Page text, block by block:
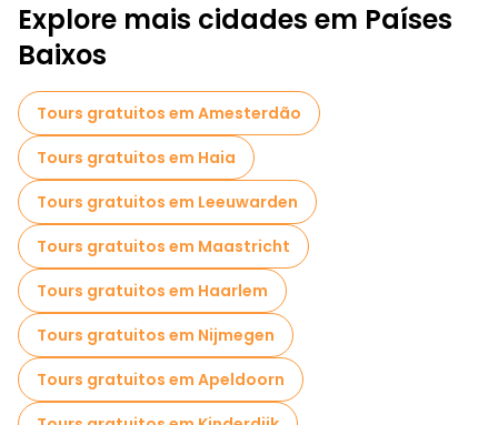
Explore mais cidades em Países
Baixos
Tours gratuitos em Amesterdão
Tours gratuitos em Haia
Tours gratuitos em Leeuwarden
Tours gratuitos em Maastricht
Tours gratuitos em Haarlem
Tours gratuitos em Nijmegen
Tours gratuitos em Apeldoorn